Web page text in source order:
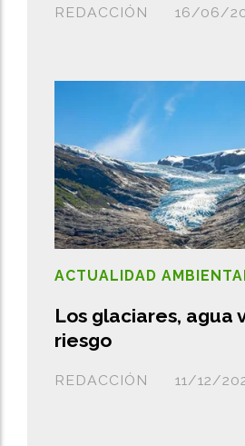
REDACCIÓN 16/06/
Los glaciares, agua
riesgo
REDACCIÓN
ACTUALIDAD
11/12/